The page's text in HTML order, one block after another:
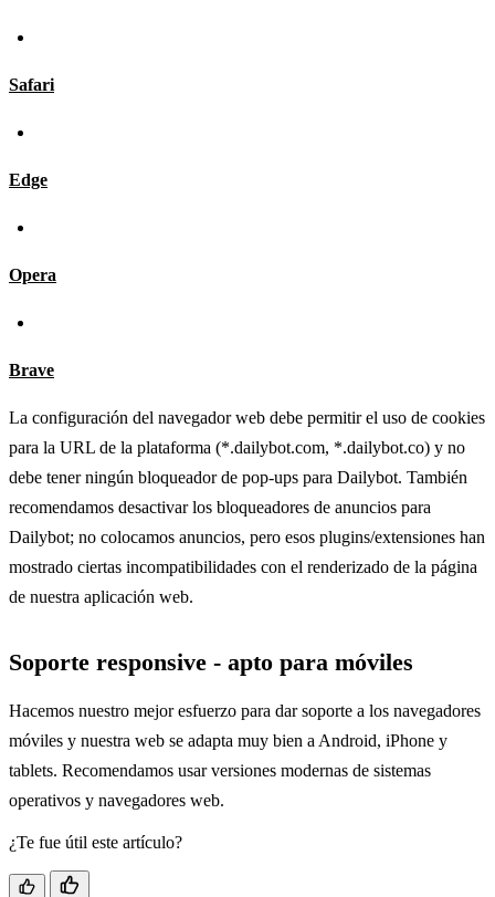
Safari
Edge
Opera
Brave
La configuración del navegador web debe permitir el uso de cookies
para la URL de la plataforma (*.dailybot.com, *.dailybot.co) y no
debe tener ningún bloqueador de pop-ups para Dailybot. También
recomendamos desactivar los bloqueadores de anuncios para
Dailybot; no colocamos anuncios, pero esos plugins/extensiones han
mostrado ciertas incompatibilidades con el renderizado de la página
de nuestra aplicación web.
Soporte responsive - apto para móviles
Hacemos nuestro mejor esfuerzo para dar soporte a los navegadores
móviles y nuestra web se adapta muy bien a Android, iPhone y
tablets. Recomendamos usar versiones modernas de sistemas
operativos y navegadores web.
¿Te fue útil este artículo?